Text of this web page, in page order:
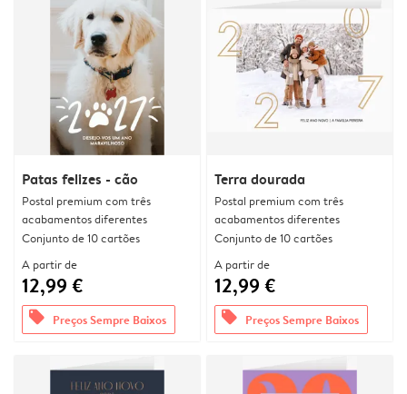
Patas felizes - cão
Postal premium com três
acabamentos diferentes
Conjunto de 10 cartões
A partir de
12,99 €
offers Preços Sempre Baixos
Terra dourada
Postal premium com três
acabamentos diferentes
Conjunto de 10 cartões
A partir de
12,99 €
offers Preços Sempre Baixos